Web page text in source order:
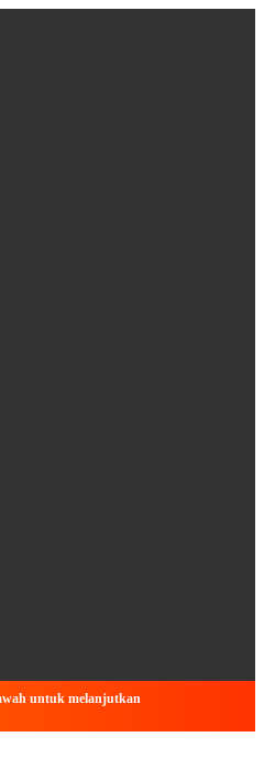
untuk melanjutkan